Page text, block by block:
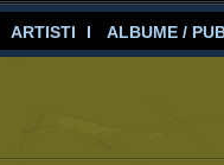
ARTISTI ALBUME /